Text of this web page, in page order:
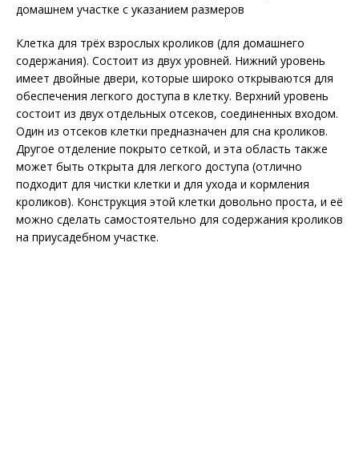
домашнем участке с указанием размеров
Клетка для трёх взрослых кроликов (для домашнего
содержания). Состоит из двух уровней. Нижний уровень
имеет двойные двери, которые широко открываются для
обеспечения легкого доступа в клетку. Верхний уровень
состоит из двух отдельных отсеков, соединенных входом.
Один из отсеков клетки предназначен для сна кроликов.
Другое отделение покрыто сеткой, и эта область также
может быть открыта для легкого доступа (отлично
подходит для чистки клетки и для ухода и кормления
кроликов). Конструкция этой клетки довольно проста, и её
можно сделать самостоятельно для содержания кроликов
на приусадебном участке.